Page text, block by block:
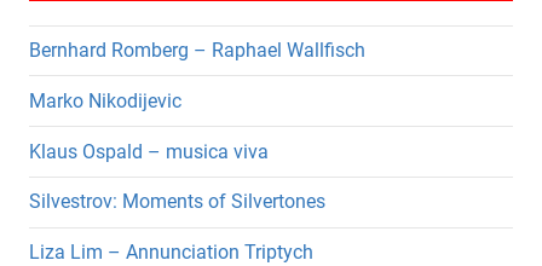
Bernhard Romberg – Raphael Wallfisch
Marko Nikodijevic
Klaus Ospald – musica viva
Silvestrov: Moments of Silvertones
Liza Lim – Annunciation Triptych